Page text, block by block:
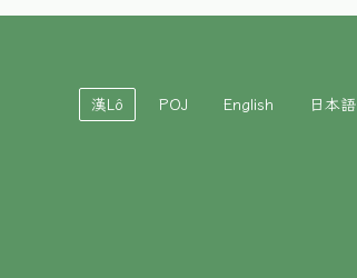
漢Lô POJ English 日本語